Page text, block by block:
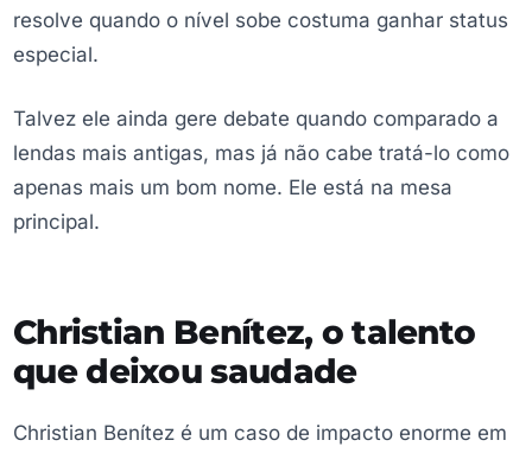
resolve quando o nível sobe costuma ganhar status
especial.
Talvez ele ainda gere debate quando comparado a
lendas mais antigas, mas já não cabe tratá-lo como
apenas mais um bom nome. Ele está na mesa
principal.
Christian Benítez, o talento
que deixou saudade
Christian Benítez é um caso de impacto enorme em